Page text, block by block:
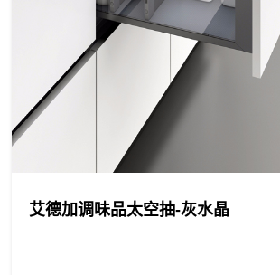
艾德加调味品太空抽-灰水晶